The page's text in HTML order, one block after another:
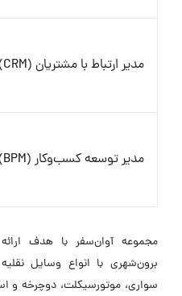
مدیر ارتباط با مشتریان (CRM)
مدیر توسعه کسب‌وکار (BPM)
مجموعه آوان‌سفر با هدف
برون‌شهری با انواع وسایل
سواری، موتورسیکلت، دوچرخه و